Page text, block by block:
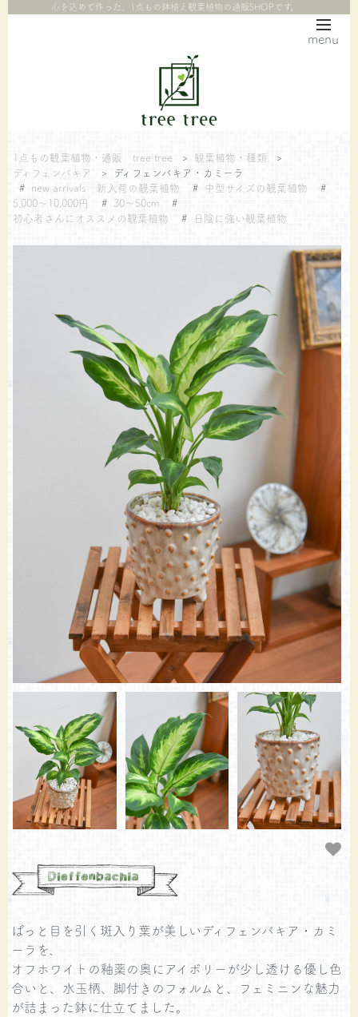
menu
心を込めて作った、1点もの鉢植え観葉植物の通販SHOPです。
1点もの観葉植物・通販 tree tree > 観葉植物・種類
>
ディフェンバキア
>
ディフェンバキア・カミーラ
# new arrivals 新入荷の観葉植物 # 中型サイズの観葉植物
#
5,000～10,000円
# 30～50cm
#
初心者さんにオススメの観葉植物
# 日陰に強い観葉植物
ぱっと目を引く斑入り葉が美しいディフェンバキア・カミ
ーラを、
オフホワイトの釉薬の奥にアイボリーが少し透ける優し色
合いと、水玉柄、脚付きのフォルムと、フェミニンな魅力
が詰まった鉢に仕立てました。